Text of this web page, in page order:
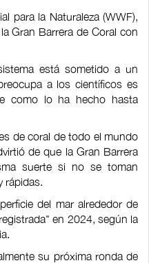
para la Naturaleza (WWF),
Gran Barrera de Coral con
está sometido a un
a los científicos es
como lo ha hecho hasta
de coral de todo el mundo
de que la Gran Barrera
suerte si no se toman
rápidas.
del mar alrededor de
en 2024, según la
su próxima ronda de